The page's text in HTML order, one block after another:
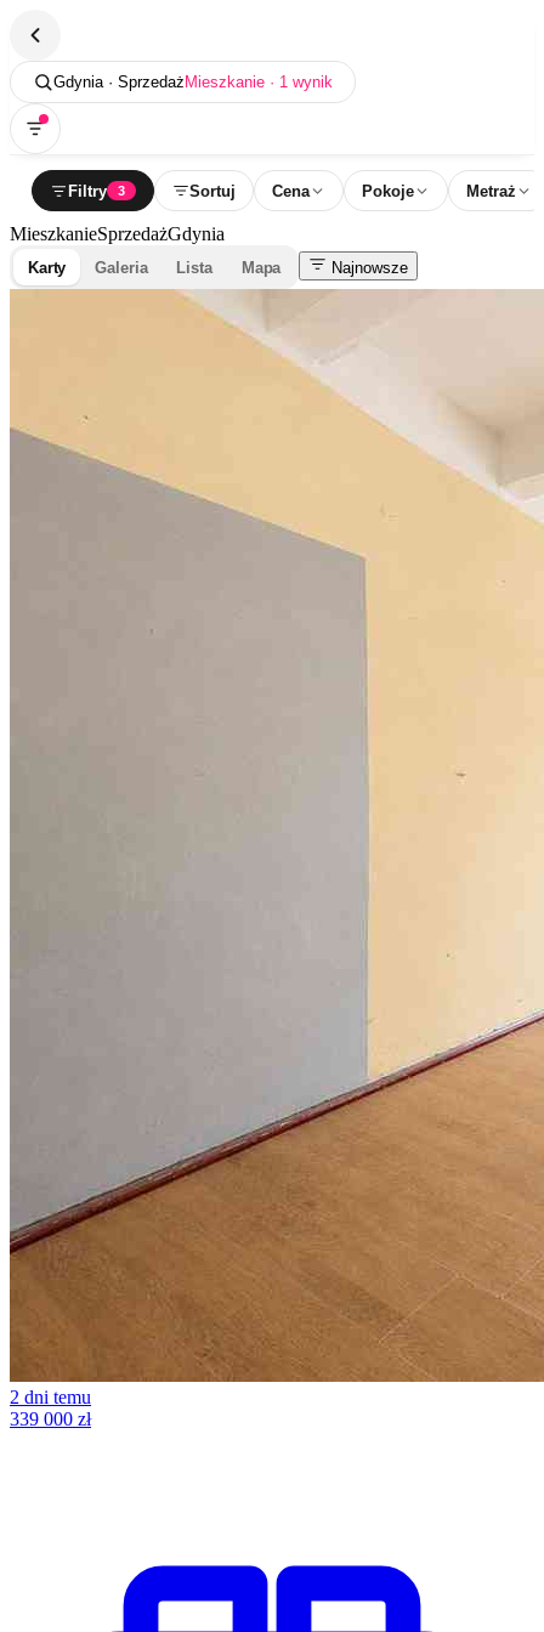
Gdynia · Sprzedaż Mieszkanie · 1 wynik
Filtry 3 Sortuj Cena Pokoje Metraż
MieszkanieSprzedażGdynia
Karty Galeria Lista Mapa Najnowsze
2 dni temu
339 000 zł